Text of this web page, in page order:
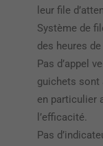
leur file
Système de
des heures
Pas d’appel
guichets sont
en particulier
l’efficacité.
Pas